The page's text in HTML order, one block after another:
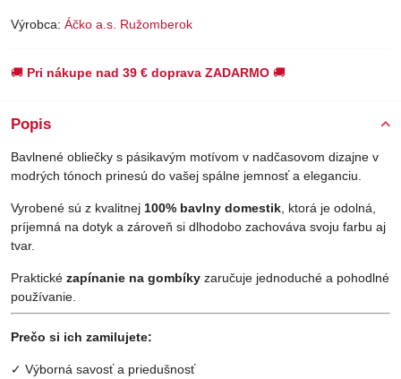
Výrobca: Áčko a.s. Ružomberok
🚚 Pri nákupe nad 39 € doprava ZADARMO 🚚
Popis
Bavlnené obliečky s pásikavým motívom v nadčasovom dizajne v
modrých tónoch prinesú do vašej spálne jemnosť a eleganciu.
Vyrobené sú z kvalitnej 100% bavlny domestik , ktorá je odolná,
príjemná na dotyk a zároveň si dlhodobo zachováva svoju farbu aj
tvar.
Praktické zapínanie na gombíky zaručuje jednoduché a pohodlné
používanie.
Prečo si ich zamilujete:
✓ Výborná savosť a priedušnosť